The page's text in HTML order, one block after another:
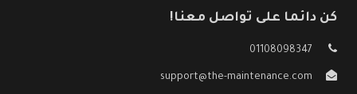
كن دائما على تواصل معنا!
01108098347
support@the-maintenance.com